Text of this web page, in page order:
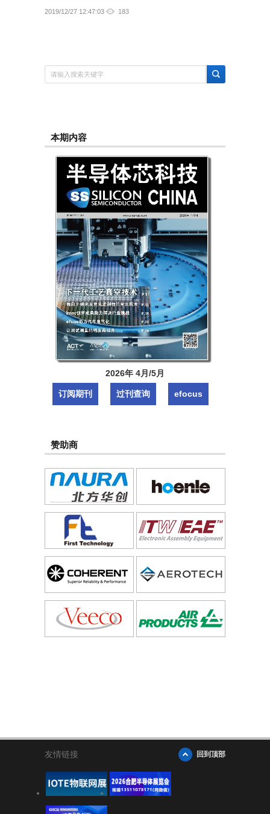
2019/12/27 12:47:03 183
本期内容
2026年 4月/5月
订阅期刊 过刊查询 efocus
赞助商
友情链接 回到顶部